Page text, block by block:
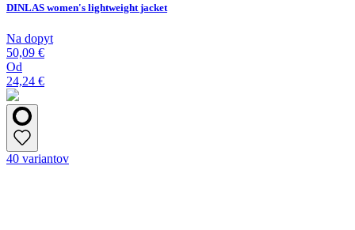
DINLAS women's lightweight jacket
Na dopyt
50,09 €
Od
24,24 €
40 variantov